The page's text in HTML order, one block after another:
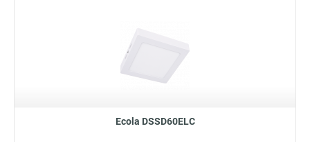
Ecola DSSD60ELC